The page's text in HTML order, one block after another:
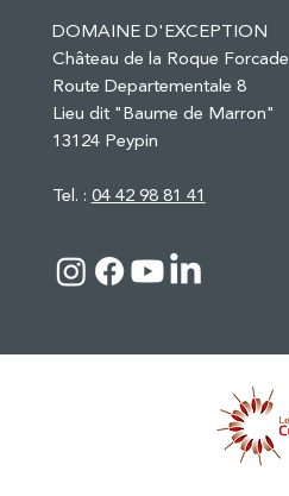
DOMAINE D'EXCEPTION
Château de la Roque Forcade
Route Departementale 8
Lieu dit "Baume de Marron"
13124 Peypin
Tel. :04 42 98 81 41